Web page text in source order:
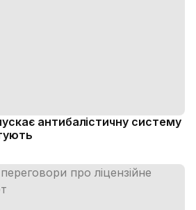
антибалістичну систему